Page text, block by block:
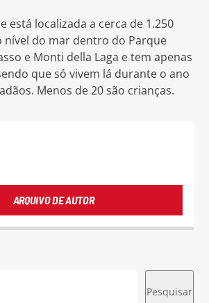
está localizada a cerca de 1.250
nível do mar dentro do Parque
e Monti della Laga e tem apenas
que só vivem lá durante o ano
Menos de 20 são crianças.
ARQUIVO DE AUTOR
Pesquisar